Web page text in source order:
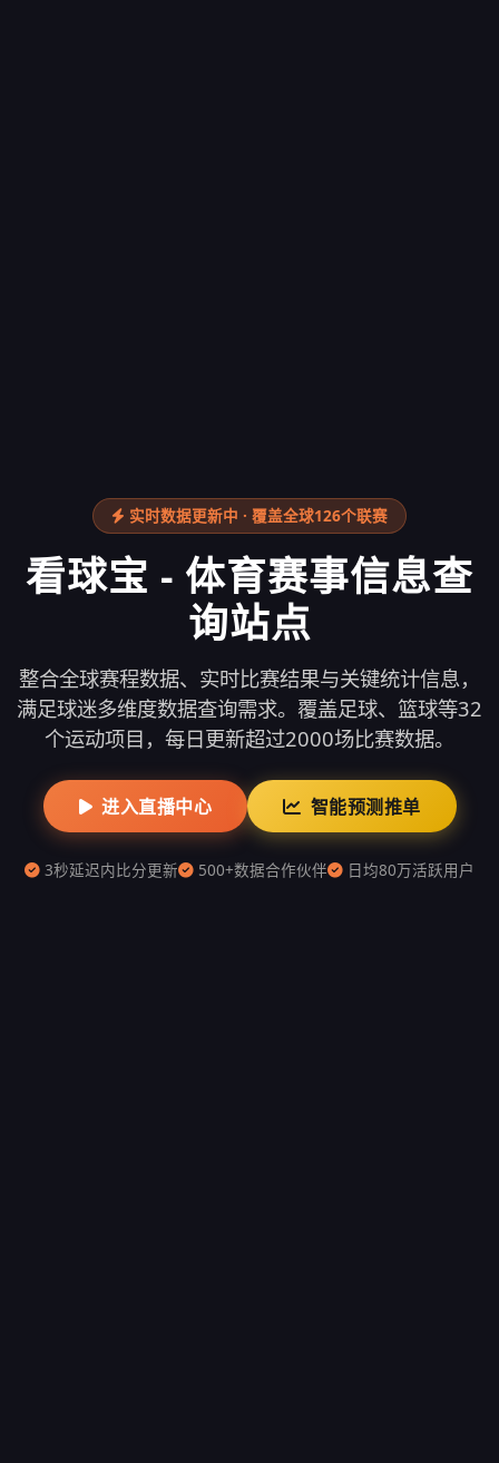
实时数据更新中 · 覆盖全球126个联赛
看球宝 - 体育赛事信息查
询站点
整合全球赛程数据、实时比赛结果与关键统计信息，
满足球迷多维度数据查询需求。覆盖足球、篮球等32
个运动项目，每日更新超过2000场比赛数据。
进入直播中心 智能预测推单
3秒延迟内比分更新 500+数据合作伙伴 日均80万活跃用户